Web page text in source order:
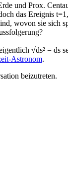
und Prox.
das Ereignis
wovon sie sich
√ds² =
Astronom.
beizutreten.